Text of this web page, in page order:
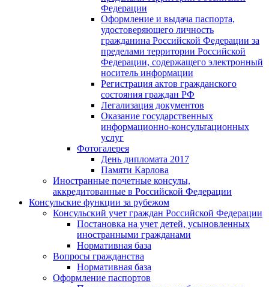
Федерации
Оформление и выдача паспорта,
удостоверяющего личность
гражданина Российской Федерации за
пределами территории Российской
Федерации, содержащего электронный
носитель информации
Регистрация актов гражданского
состояния граждан РФ
Легализация документов
Оказание государственных
информационно-консультационных
услуг
Фотогалерея
День дипломата 2017
Памяти Карлова
Иностранные почетные консулы,
аккредитованные в Российской Федерации
Консульские функции за рубежом
Консульский учет граждан Российской Федерации
Постановка на учет детей, усыновленных
иностранными гражданами
Нормативная база
Вопросы гражданства
Нормативная база
Оформление паспортов